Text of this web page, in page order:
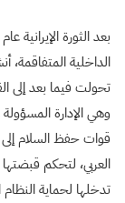
بعد الثورة الإيرانية عام
الداخلية المتفاقمة،
تحولت فيما بعد إلى
وهي الإدارة
قوات حفظ السلام إلى
العربي، لتحكم
تدخلها لحماية